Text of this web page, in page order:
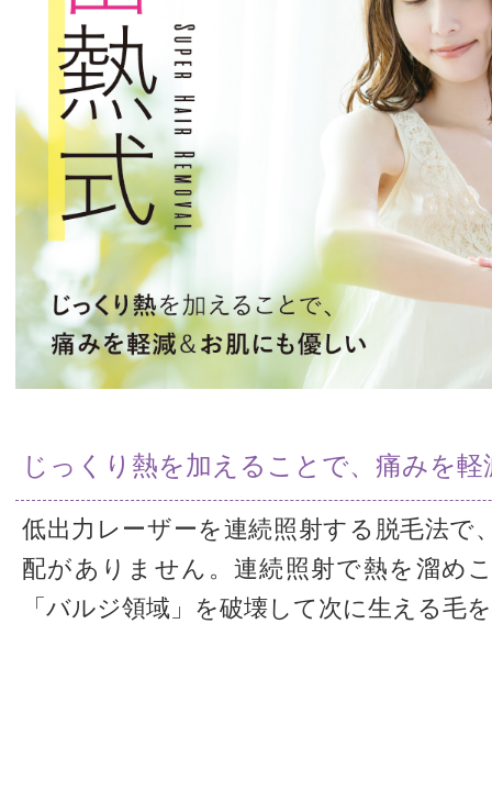
じっくり熱を加えることで、痛みを
低出力レーザーを連続照射する脱毛法で
配がありません。連続照射で熱を溜め
「バルジ領域」を破壊して次に生える毛